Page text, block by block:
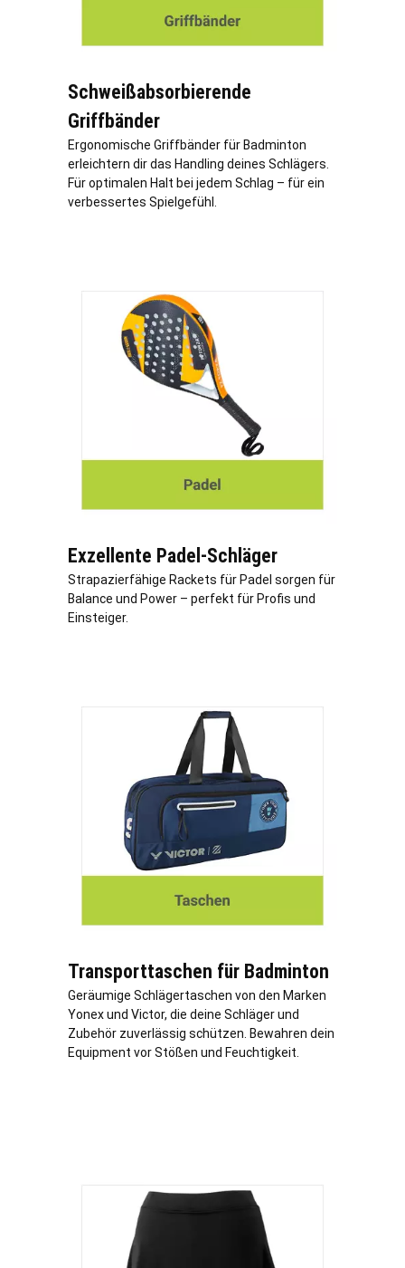
Schweißabsorbierende
Griffbänder
Ergonomische Griffbänder für Badminton
erleichtern dir das Handling deines Schlägers.
Für optimalen Halt bei jedem Schlag – für ein
verbessertes Spielgefühl.
Exzellente Padel-Schläger
Strapazierfähige Rackets für Padel sorgen für
Balance und Power – perfekt für Profis und
Einsteiger.
Transporttaschen für Badminton
Geräumige Schlägertaschen von den Marken
Yonex und Victor, die deine Schläger und
Zubehör zuverlässig schützen. Bewahren dein
Equipment vor Stößen und Feuchtigkeit.